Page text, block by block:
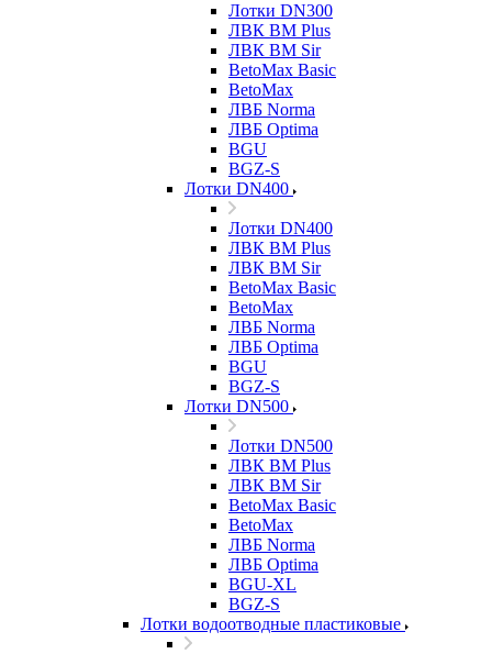
Лотки DN300
ЛВК ВМ Plus
ЛВК ВМ Sir
BetoMax Basic
BetoMax
ЛВБ Norma
ЛВБ Optima
BGU
BGZ-S
Лотки DN400
Лотки DN400
ЛВК ВМ Plus
ЛВК ВМ Sir
BetoMax Basic
BetoMax
ЛВБ Norma
ЛВБ Optima
BGU
BGZ-S
Лотки DN500
Лотки DN500
ЛВК ВМ Plus
ЛВК ВМ Sir
BetoMax Basic
BetoMax
ЛВБ Norma
ЛВБ Optima
BGU-XL
BGZ-S
Лотки водоотводные пластиковые